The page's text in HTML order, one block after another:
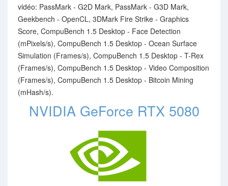
vidéo: PassMark - G2D Mark, PassMark - G3D Mark,
Geekbench - OpenCL, 3DMark Fire Strike - Graphics
Score, CompuBench 1.5 Desktop - Face Detection
(mPixels/s), CompuBench 1.5 Desktop - Ocean Surface
Simulation (Frames/s), CompuBench 1.5 Desktop - T-Rex
(Frames/s), CompuBench 1.5 Desktop - Video Composition
(Frames/s), CompuBench 1.5 Desktop - Bitcoin Mining
(mHash/s).
NVIDIA GeForce RTX 5080